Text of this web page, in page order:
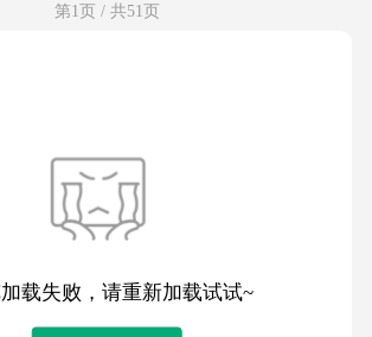
第1页 / 共51页
载失败，请重新加载试试~